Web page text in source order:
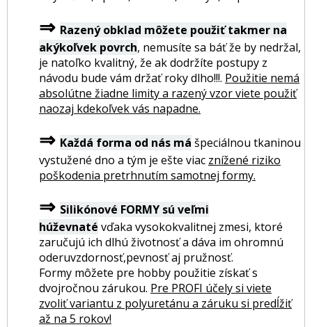
⇒ Razený obklad môžete použiť takmer na
akýkoľvek povrch, nemusíte sa báť že by nedržal,
je natoľko kvalitný, že ak dodržíte postupy z
návodu bude vám držať roky dlho!!!. Použitie nemá
absolútne žiadne limity a razený vzor viete použiť
naozaj kdekoľvek vás napadne.
⇒ Každá forma od nás má špeciálnou tkaninou
vystužené dno a tým je ešte viac znížené riziko
poškodenia pretrhnutím samotnej formy.
⇒ Silikónové FORMY sú veľmi
húževnaté vďaka vysokokvalitnej zmesi, ktoré
zaručujú ich dlhú životnosť a dáva im ohromnú
oderuvzdornosť,pevnosť aj pružnosť.
Formy môžete pre hobby použitie získať s
dvojročnou zárukou. Pre PROFI účely si viete
zvoliť variantu z polyuretánu a záruku si predĺžiť
až na 5 rokov!